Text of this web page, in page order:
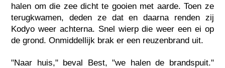
halen om die zee dicht te gooien met aarde. Toen ze
terugkwamen, deden ze dat en daarna renden zij
Kodyo weer achterna. Snel wierp die weer een ei op
de grond. Onmiddellijk brak er een reuzenbrand uit.
"Naar huis," beval Best, "we halen de brandspuit."